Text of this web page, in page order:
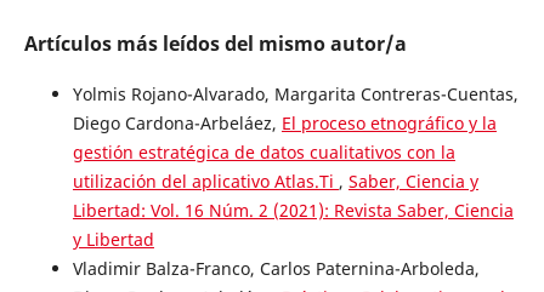
Artículos más leídos del mismo autor/a
Yolmis Rojano-Alvarado, Margarita Contreras-Cuentas,
Diego Cardona-Arbeláez, El proceso etnográfico y la
gestión estratégica de datos cualitativos con la
utilización del aplicativo Atlas.Ti , Saber, Ciencia y
Libertad: Vol. 16 Núm. 2 (2021): Revista Saber, Ciencia
y Libertad
Vladimir Balza-Franco, Carlos Paternina-Arboleda,